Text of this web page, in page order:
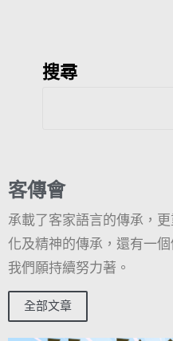
搜尋
客傳會
承載了客家語言的傳承，
化及精神的傳承，還有一
我們願持續努力著。
全部文章